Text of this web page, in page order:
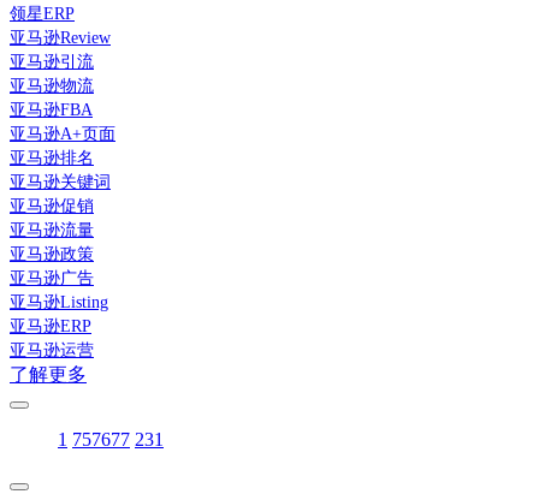
领星ERP
亚马逊Review
亚马逊引流
亚马逊物流
亚马逊FBA
亚马逊A+页面
亚马逊排名
亚马逊关键词
亚马逊促销
亚马逊流量
亚马逊政策
亚马逊广告
亚马逊Listing
亚马逊ERP
亚马逊运营
了解更多
1 757677 231